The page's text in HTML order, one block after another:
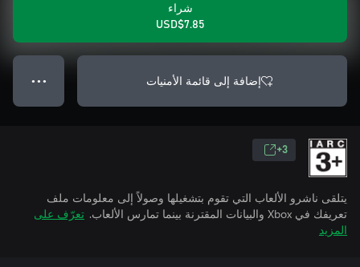
شراء
USD$7.85
إضافة إلى قائمة الأمنيات ● ● ●
3+
يتلقى ناشرو الألعاب التي تقوم بتشغيلها وصولاً إلى معلومات ملف
تعريفك في Xbox والبيانات المقترنة بينما تمارس الألعاب.
تعرّف على
المزيد